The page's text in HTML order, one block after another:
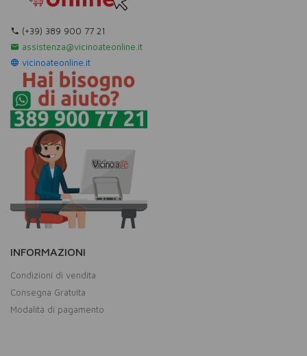
(+39) 389 900 77 21
assistenza@vicinoateonline.it
vicinoateonline.it
INFORMAZIONI
Condizioni di vendita
Consegna Gratuita
Modalità di pagamento